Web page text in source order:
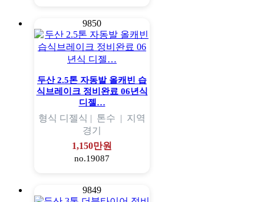
9850
두산 2.5톤 자동발 올캐빈 습
식브레이크 정비완료 06년식
디젤…
형식 디젤식 | 톤수 | 지역
경기
1,150만원
no.19087
9849